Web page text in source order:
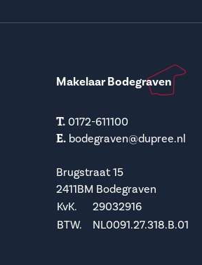
Makelaar Bodegraven
T. 0172-611100
E. bodegraven@dupree.nl
Brugstraat 15
2411BM Bodegraven
KvK.
29032916
BTW.
NL0091.27.318.B.01